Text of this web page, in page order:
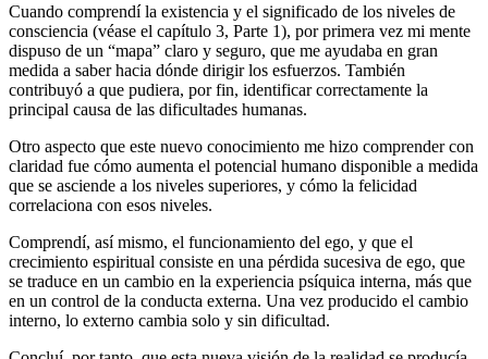
Cuando comprendí la existencia y el significado de los niveles de
consciencia (véase el capítulo 3, Parte 1), por primera vez mi mente
dispuso de un “mapa” claro y seguro, que me ayudaba en gran
medida a saber hacia dónde dirigir los esfuerzos. También
contribuyó a que pudiera, por fin, identificar correctamente la
principal causa de las dificultades humanas.
Otro aspecto que este nuevo conocimiento me hizo comprender con
claridad fue cómo aumenta el potencial humano disponible a medida
que se asciende a los niveles superiores, y cómo la felicidad
correlaciona con esos niveles.
Comprendí, así mismo, el funcionamiento del ego, y que el
crecimiento espiritual consiste en una pérdida sucesiva de ego, que
se traduce en un cambio en la experiencia psíquica interna, más que
en un control de la conducta externa. Una vez producido el cambio
interno, lo externo cambia solo y sin dificultad.